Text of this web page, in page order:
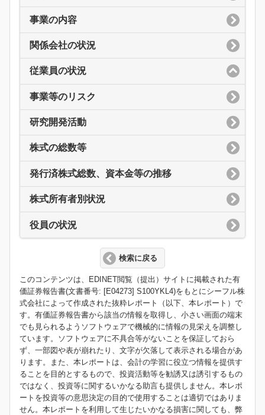
事業の内容
関係会社の状況
従業員の状況
事業等のリスク
研究開発活動
株式の総数等
発行済株式総数、資本金等の推移
株式所有者別状況
役員の状況
検索に戻る
このコンテンツは、EDINET閲覧（提出）サイトに掲載された有
価証券報告書(文書番号: [E04273] S100YKL4)をもとにシーフル株
式会社によって作成された抜粋レポート（以下、本レポート）で
す。有価証券報告書から該当の情報を取得し、小さい画面の端末
でも見られるようソフトウェアで機械的に情報の見栄えを調整し
ています。ソフトウェアに不具合等がないことを保証しておら
ず、一部図や表が崩れたり、文字が欠落して表示される場合があ
ります。また、本レポートは、会計の学習に役立つ情報を提供す
ることを目的とするもので、投資活動等を勧誘又は誘引するもの
ではなく、投資等に関するいかなる助言も提供しません。本レポ
ートを投資等の意思決定の目的で使用することは適切ではありま
せん。本レポートを利用して生じたいかなる損害に関しても、弊